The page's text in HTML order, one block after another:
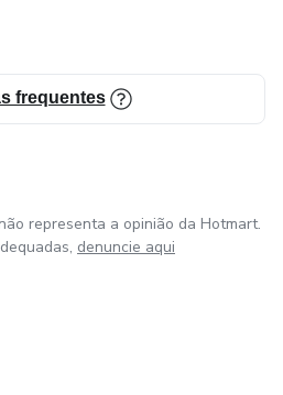
frequentes
representa a opinião da Hotmart.
denuncie aqui